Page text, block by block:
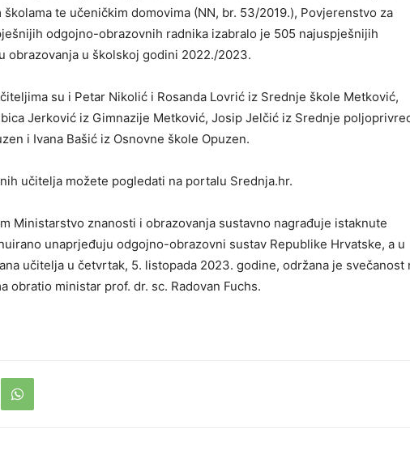
te učeničkim domovima (NN, br. 53/2019.), Povjerenstvo za
odgojno-obrazovnih radnika izabralo je 505 najuspješnijih
obrazovanja u školskoj godini 2022./2023.
su i Petar Nikolić i Rosanda Lovrić iz Srednje škole Metković,
Jerković iz Gimnazije Metković, Josip Jelčić iz Srednje
i Ivana Bašić iz Osnovne škole Opuzen.
učitelja možete pogledati na portalu Srednja.hr.
Ministarstvo znanosti i obrazovanja sustavno nagrađuje istaknute
unaprjeđuju odgojno-obrazovni sustav Republike Hrvatske, a u
učitelja u četvrtak, 5. listopada 2023. godine, održana je svečanost
obratio ministar prof. dr. sc. Radovan Fuchs.